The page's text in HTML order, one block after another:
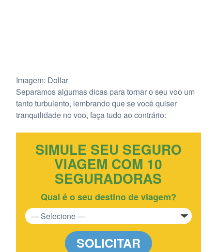
Imagem: Dollar
Separamos algumas dicas para tornar o seu voo um
tanto turbulento, lembrando que se você quiser
tranquilidade no voo, faça tudo ao contrário:
SIMULE SEU SEGURO
VIAGEM COM 10
SEGURADORAS
Qual é o seu destino de viagem?
SOLICITAR